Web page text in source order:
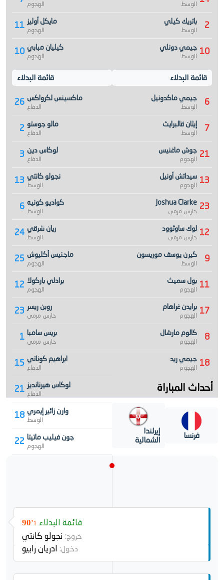
الهجوم
11 مايكل أوليز
الهجوم
10 كيليان مبابي
الهجوم
قائمة البدلاء
26 ماكسينس لكرواكس
الدفاع
2 مالو جوستو
الدفاع
3 لوكاس دين
الدفاع
13 نجولو كانتي
الوسط
6 كواديو كونيه
الوسط
24 ريان شرقي
الوسط
25 ماجنيس أكليوش
الهجوم
12 برادلي باركولا
الهجوم
23 روبن ريسر
حارس مرمى
1 بريس سامبا
حارس مرمى
15 ابراهيم كوناتي
الدفاع
21 لوكاس هيرنانديز
الدفاع
18 وارن زائير إيمري
الوسط
22 جون فيليب ماتيتا
الهجوم
الوسط
2 باتريك كيلي
الوسط
10 جيمي دونلي
الوسط
قائمة البدلاء
6 جيمي ماكدونيل
الوسط
7 إيثان قالبرايث
الوسط
21 جوش ماغنيس
الهجوم
13 سيداتش أونيل
الهجوم
23
Joshua Clarke
حارس مرمى
12 لوك ساوثوود
حارس مرمى
9 كيرن يوسف موريسون
الوسط
11 بول سميث
الهجوم
17 برايدن غراهام
الهجوم
8 كالوم مارشال
الهجوم
18 جيمي ريد
الهجوم
أحداث المباراة
فرنسا إيرلندا
الشمالية
90'1 قائمة البدلاء
خروج: نجولو كانتي
دخول: ادريان رابيو